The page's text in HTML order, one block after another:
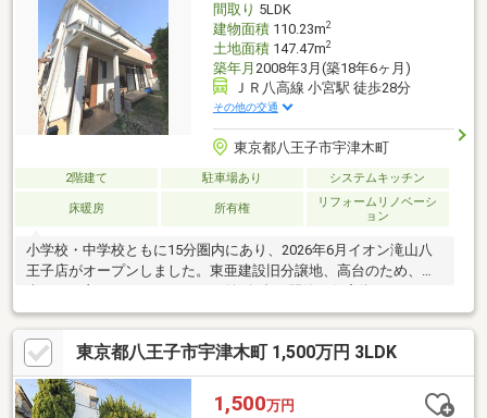
間取り 5LDK
建物面積110.23m2
土地面積147.47m2
築年月 2008年3月(築18年6ヶ月)
ＪＲ八高線 小宮駅 徒歩28分
その他の交通
東京都八王子市宇津木町
2階建て 駐車場あり システムキッチン
床暖房 所有権
リフォームリノベーシ
ョン
小学校・中学校ともに15分圏内にあり、2026年6月イオン滝山八
王子店がオープンしました。東亜建設旧分譲地、高台のため、陽
当たりも良く、カースペースは並列2台、閑静な住宅街ですので、
休日をゆっったりと暮らしたい方是非ご内覧ください。庭ではバ
ーベキューや家庭菜園スペースも確保できます。
東京都八王子市宇津木町 1,500万円 3LDK
1,500万円